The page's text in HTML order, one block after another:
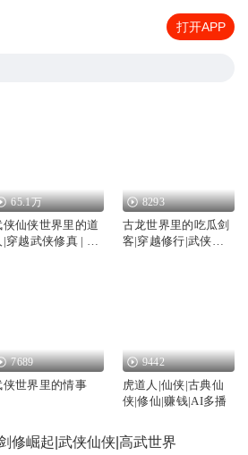
打开APP
65.1万
侠仙侠世界里的道
|穿越武侠修真 | 多
8293
古龙世界里的吃瓜剑
客|穿越修行|武侠仙
7689
侠世界里的情事
9442
虎道人|仙侠|古典仙
侠|修仙|赚钱|AI多播
修崛起|武侠仙侠|高武世界